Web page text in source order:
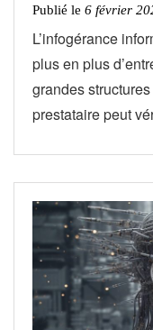
Publié le 6 février
L’infogérance
plus en plus
grandes
prestataire peut